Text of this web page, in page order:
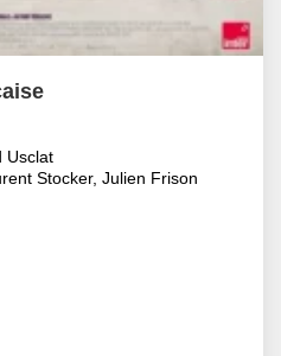
Usclat
Stocker, Julien Frison